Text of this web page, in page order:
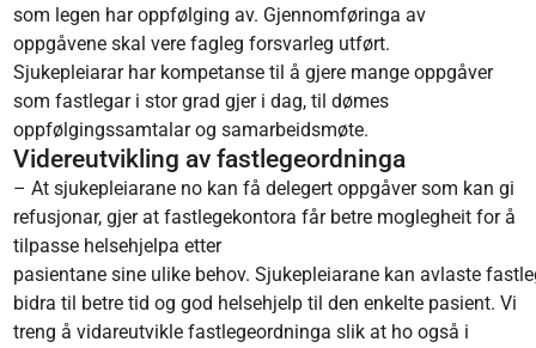
som legen har oppfølging av. Gjennomføringa av
oppgåvene skal vere fagleg forsvarleg utført.
Sjukepleiarar har kompetanse til å gjere mange oppgåver
som fastlegar i stor grad gjer i dag, til dømes
oppfølgingssamtalar og samarbeidsmøte.
Videreutvikling av fastlegeordninga
– At sjukepleiarane no kan få delegert oppgåver som kan gi
refusjonar, gjer at fastlegekontora får betre moglegheit for å
tilpasse helsehjelpa etter
pasientane sine ulike behov. Sjukepleiarane kan avlaste
bidra til betre tid og god helsehjelp til den enkelte pasient. Vi
treng å vidareutvikle fastlegeordninga slik at ho også i